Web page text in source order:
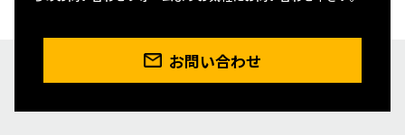
お問い合わせ